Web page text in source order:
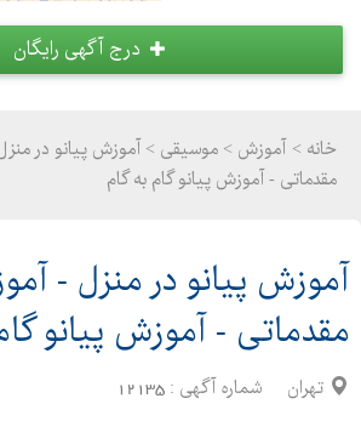
درج آگهی رایگان
خانه > آموزش > موسیقی > آموزش پیانو در
مقدماتی - آموزش پیانو گام به گام
آموزش پیانو در منزل -
مقدماتی - آموزش پیانو
تهران شماره آگهی : 12135